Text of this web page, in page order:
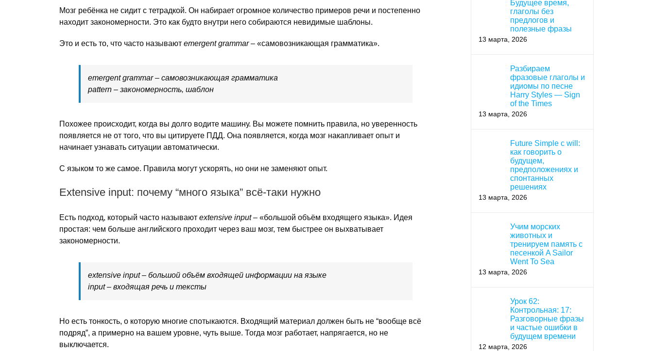
Мозг ребёнка не сидит с тетрадкой. Он набирает огромное количество примеров речи и постепенно
находит закономерности. Это как будто внутри него собираются невидимые шаблоны.
Это и есть то, что часто называют emergent grammar– «самовозникающая грамматика».
emergent grammar – самовозникающая грамматика
pattern – закономерность, шаблон
Похожее происходит, когда вы долго водите машину. Вы можете помнить правила, но уверенность
появляется не от того, что вы цитируете ПДД. Она появляется, когда мозг накапливает опыт и
начинает узнавать ситуации автоматически.
С языком то же самое. Правила могут ускорять, но они не заменяют опыт.
Extensive input: почему “много языка” всё-таки нужно
Есть подход, который часто называют extensive input– «большой объём входящего языка». Идея
простая: чем больше английского проходит через ваш мозг, тем быстрее он выхватывает
закономерности.
extensive input – большой объём входящей информации на языке
input – входящая речь и тексты
Но есть тонкость, о которую многие спотыкаются. Входящий материал должен быть не “вообще всё
подряд”, а примерно на вашем уровне, чуть выше. Тогда мозг работает, напрягается, но не
выключается.
Будущее время,
глаголы без
предлогов и
полезные фразы
13 марта, 2026
Разбираем
фразовые глаголы и
идиомы по песне
Harry Styles — Sign
of the Times
13 марта, 2026
Future Simple с will:
как говорить о
будущем,
предположениях и
спонтанных
решениях
13 марта, 2026
Учим морских
животных и
тренируем память с
песенкой A Sailor
Went To Sea
13 марта, 2026
Урок 62:
Контрольная: 17:
Разговорные фразы
и частые ошибки в
будущем времени
12 марта, 2026